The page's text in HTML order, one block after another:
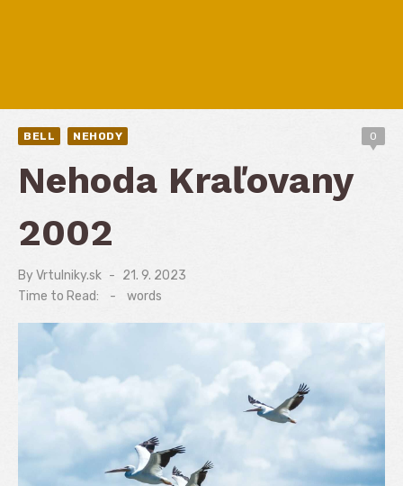
BELL NEHODY 0
Nehoda Kraľovany
2002
ByVrtulniky.sk
Posted
on
21. 9. 2023
Time to Read:
- words